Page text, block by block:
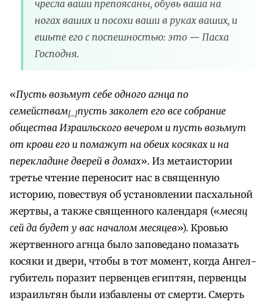
чресла ваши препоясаны, обувь ваша на
ногах ваших и посохи ваши в руках ваших, и
ешьте его с поспешностью: это — Пасха
Господня.
«Пусть возьмут себе одного агнца по
семействам[…]пусть заколет его все собрание
общества Израильского вечером и пусть возьмут
от крови его и помажут на обеих косяках и на
перекладине дверей в домах». Из метаистории
третье чтение переносит нас в священную
историю, повествуя об установлении пасхальной
жертвы, а также священного календаря («месяц
сей да будет у вас началом месяцев»). Кровью
жертвенного агнца было заповедано помазать
косяки и двери, чтобы в тот момент, когда Ангел-
губитель поразит первенцев египтян, первенцы
израильтян были избавлены от смерти. Смерть